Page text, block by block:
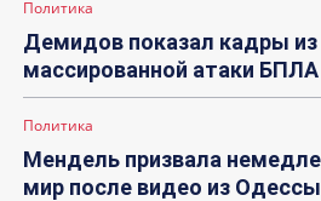
Политика
Демидов показал кадры из
массированной атаки БПЛА
Политика
Мендель призвала
мир после видео из Одессы